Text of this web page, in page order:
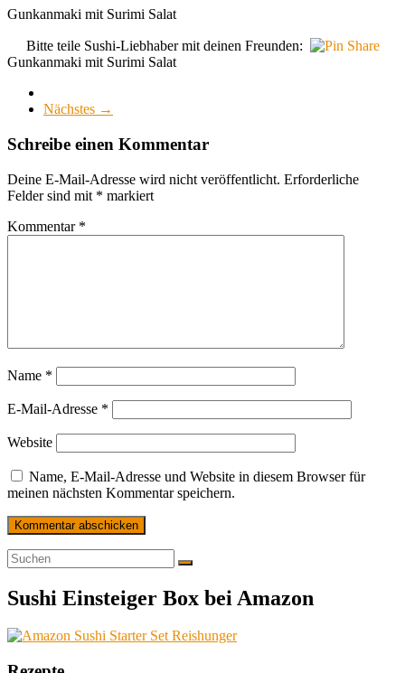
Gunkanmaki mit Surimi Salat
Bitte teile Sushi-Liebhaber mit deinen Freunden:
Gunkanmaki mit Surimi Salat
Nächstes →
Schreibe einen Kommentar
Deine E-Mail-Adresse wird nicht veröffentlicht. Erforderliche
Felder sind mit * markiert
Kommentar *
Name *
E-Mail-Adresse *
Website
Name, E-Mail-Adresse und Website in diesem Browser für
meinen nächsten Kommentar speichern.
Sushi Einsteiger Box bei Amazon